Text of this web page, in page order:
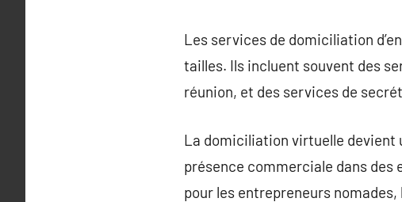
Les services de domiciliation
tailles. Ils incluent souvent des
réunion, et des services de
La domiciliation virtuelle devient
présence commerciale dans des
pour les entrepreneurs